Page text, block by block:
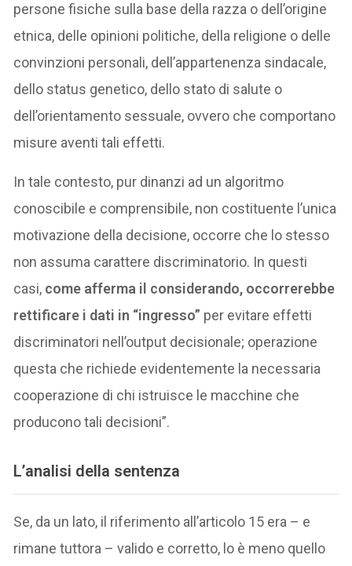
persone fisiche sulla base della razza o dell’origine
etnica, delle opinioni politiche, della religione o delle
convinzioni personali, dell’appartenenza sindacale,
dello status genetico, dello stato di salute o
dell’orientamento sessuale, ovvero che comportano
misure aventi tali effetti.
In tale contesto, pur dinanzi ad un algoritmo
conoscibile e comprensibile, non costituente l’unica
motivazione della decisione, occorre che lo stesso
non assuma carattere discriminatorio. In questi
casi, come afferma il considerando, occorrerebbe
rettificare i dati in “ingresso” per evitare effetti
discriminatori nell’output decisionale; operazione
questa che richiede evidentemente la necessaria
cooperazione di chi istruisce le macchine che
producono tali decisioni”.
L’analisi della sentenza
Se, da un lato, il riferimento all’articolo 15 era – e
rimane tuttora – valido e corretto, lo è meno quello